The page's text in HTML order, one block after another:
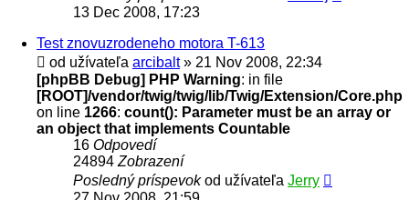
13 Dec 2008, 17:23
Test znovuzrodeneho motora T-613
od užívateľa arcibalt» 21 Nov 2008, 22:34
[phpBB Debug] PHP Warning: in file
[ROOT]/vendor/twig/twig/lib/Twig/Extension/Core.php
on line 1266: count(): Parameter must be an array or
an object that implements Countable
16 Odpovedí
24894 Zobrazení
Posledný príspevokod užívateľa Jerry